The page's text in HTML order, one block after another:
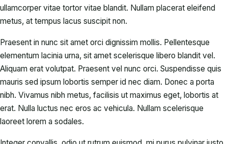
ullamcorper vitae tortor vitae blandit. Nullam placerat eleifend
metus, at tempus lacus suscipit non.
Praesent in nunc sit amet orci dignissim mollis. Pellentesque
elementum lacinia urna, sit amet scelerisque libero blandit vel.
Aliquam erat volutpat. Praesent vel nunc orci. Suspendisse quis
mauris sed ipsum lobortis semper id nec diam. Donec a porta
nibh. Vivamus nibh metus, facilisis ut maximus eget, lobortis at
erat. Nulla luctus nec eros ac vehicula. Nullam scelerisque
laoreet lorem a sodales.